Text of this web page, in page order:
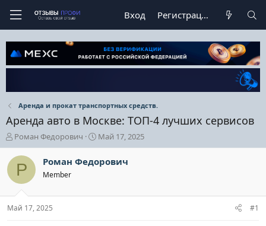
Вход Регистрация
Аренда и прокат транспортных средств.
Аренда авто в Москве: ТОП-4 лучших сервисов
А
в
т
р
е
м
Роман Федорович
Д
а
а
ч
Май 17, 2025
Р Роман Федорович
Member
Май 17, 2025 #1